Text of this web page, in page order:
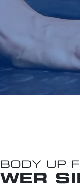
BODY UP
WER